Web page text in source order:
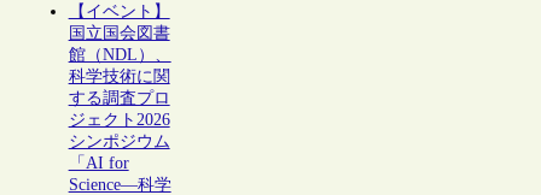
【イベント】
国立国会図書
館（NDL）、
科学技術に関
する調査プロ
ジェクト2026
シンポジウム
「AI for
Science―科学